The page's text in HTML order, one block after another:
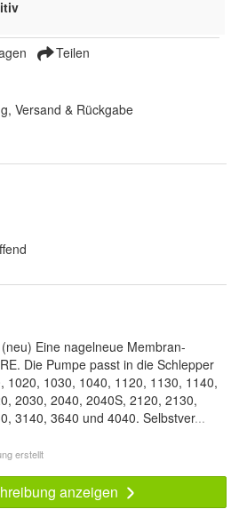
Teilen
Versand & Rückgabe
Eine nagelneue Membran-
Die Pumpe passt in die Schlepper
1020, 1030, 1040, 1120, 1130, 1140,
2030, 2040, 2040S, 2120, 2130,
3140, 3640 und 4040. Selbstver...
erstellt
anzeigen